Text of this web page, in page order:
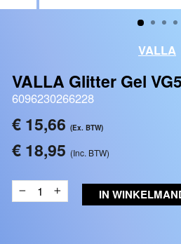
VALLA
VALLA Glitter Gel
6096230266228
Reguliere
€ 15,66 (Ex. BTW)
€ 18,95 (Inc. BTW)
− + IN